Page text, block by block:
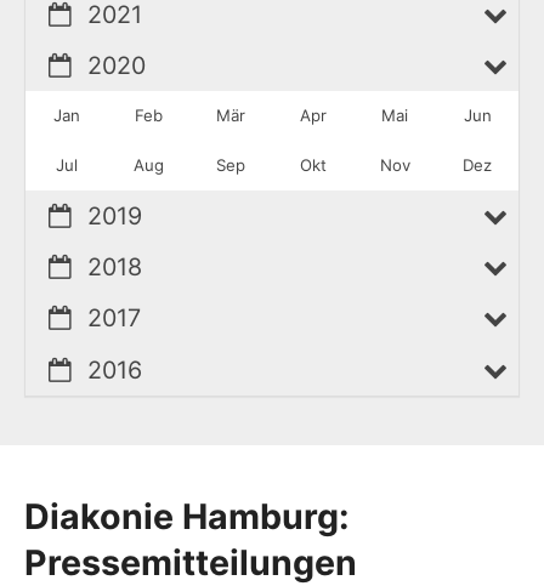
Diakonie Hamburg:
Pressemitteilungen
2021
2020
Jan Feb Mär Apr Mai Jun
Jul Aug Sep Okt Nov Dez
2019
2018
2017
2016